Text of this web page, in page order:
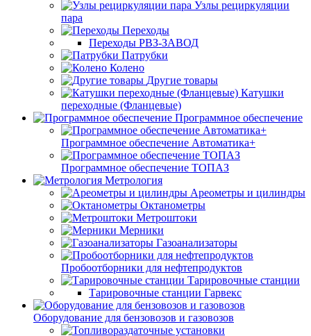
Узлы рециркуляции
пара
Переходы
Переходы РВЗ-ЗАВОД
Патрубки
Колено
Другие товары
Катушки
переходные (Фланцевые)
Программное обеспечение
Программное обеспечение Автоматика+
Программное обеспечение ТОПАЗ
Метрология
Ареометры и цилиндры
Октанометры
Метроштоки
Мерники
Газоанализаторы
Пробоотборники для нефтепродуктов
Тарировочные станции
Тарировочные станции Гарвекс
Оборудование для бензовозов и газовозов